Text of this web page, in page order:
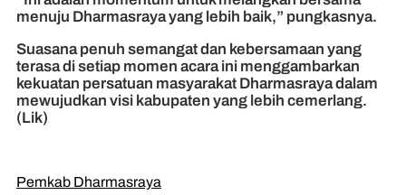
menuju Dharmasraya yang lebih baik,” pungkasnya.
Suasana penuh semangat dan kebersamaan yang
terasa di setiap momen acara ini menggambarkan
kekuatan persatuan masyarakat Dharmasraya dalam
mewujudkan visi kabupaten yang lebih cemerlang.
(Lik)
Pemkab Dharmasraya